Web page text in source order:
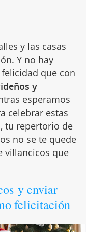
y las casas
Y no hay
que con
y
esperamos
celebrar estas
tu repertorio de
no se te quede
villancicos que
y enviar
felicitación